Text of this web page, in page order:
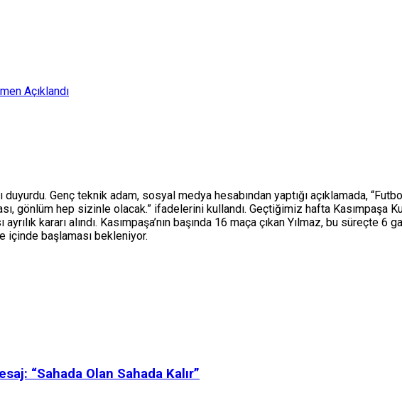
Açıklandı
duyurdu. Genç teknik adam, sosyal medya hesabından yaptığı açıklamada,
gönlüm hep sizinle olacak.” ifadelerini kullandı. Geçtiğimiz hafta Kasımpaşa
kararı alındı. Kasımpaşa’nın başında 16 maça çıkan Yılmaz, bu süreçte
içinde başlaması bekleniyor.
“Sahada Olan Sahada Kalır”